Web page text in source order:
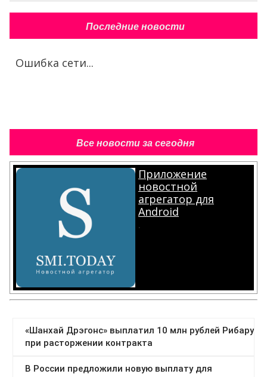
Последние новости
Ошибка сети...
Все новости за сегодня
Приложение
новостной
агрегатор для
Android
.